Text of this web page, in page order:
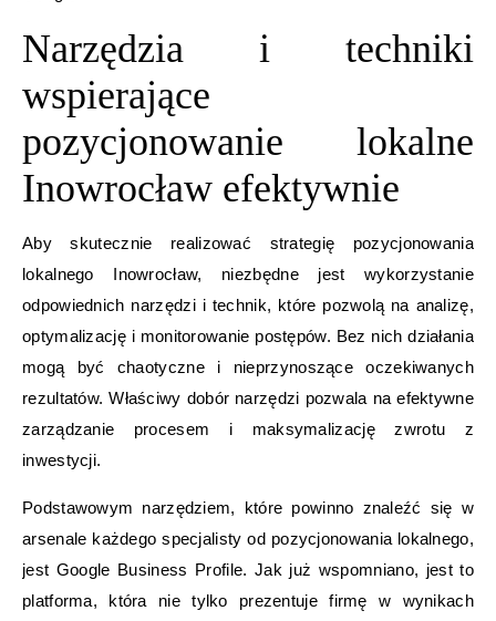
Narzędzia i techniki
wspierające
pozycjonowanie lokalne
Inowrocław efektywnie
Aby skutecznie realizować strategię pozycjonowania
lokalnego Inowrocław, niezbędne jest wykorzystanie
odpowiednich narzędzi i technik, które pozwolą na analizę,
optymalizację i monitorowanie postępów. Bez nich działania
mogą być chaotyczne i nieprzynoszące oczekiwanych
rezultatów. Właściwy dobór narzędzi pozwala na efektywne
zarządzanie procesem i maksymalizację zwrotu z
inwestycji.
Podstawowym narzędziem, które powinno znaleźć się w
arsenale każdego specjalisty od pozycjonowania lokalnego,
jest Google Business Profile. Jak już wspomniano, jest to
platforma, która nie tylko prezentuje firmę w wynikach